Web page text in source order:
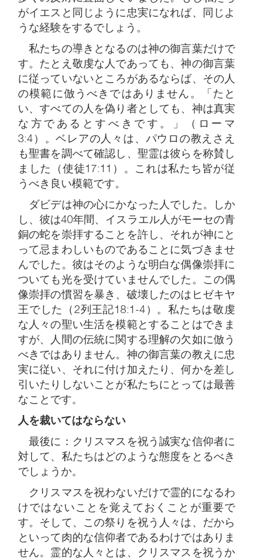
がイエスと同じように忠実になれば、同じよ
うな経験をするでしょう。
私たちの導きとなるのは神の御言葉だけで
す。たとえ敬虔な人であっても、神の御言葉
に従っていないところがあるならば、その人
の模範に倣うべきではありません。「たと
い、すべての人を偽り者としても、神は真実
な方であるとすべきです。」（ローマ
3:4）。ベレアの人々は、パウロの教えさえ
も聖書を調べて確認し、聖霊は彼らを称賛し
ました（使徒17:11）。これは私たち皆が従
うべき良い模範です。
ダビデは神の心にかなった人でした。しか
し、彼は40年間、イスラエル人がモーセの青
銅の蛇を崇拝することを許し、それが神にと
って忌まわしいものであることに気づきませ
んでした。彼はそのような明白な偶像崇拝に
ついても光を受けていませんでした。この偶
像崇拝の慣習を暴き、破壊したのはヒゼキヤ
王でした（2列王記18:1-4）。私たちは敬虔
な人々の聖い生活を模範とすることはできま
すが、人間の伝統に関する理解の欠如に倣う
べきではありません。神の御言葉の教えに忠
実に従い、それに付け加えたり、何かを差し
引いたりしないことが私たちにとっては最善
なことです。
人を裁いてはならない
最後に：クリスマスを祝う誠実な信仰者に
対して、私たちはどのような態度をとるべき
でしょうか。
クリスマスを祝わないだけで霊的になるわ
けではないことを覚えておくことが重要で
す。そして、この祭りを祝う人々は、だから
といって肉的な信仰者であるわけではありま
せん。霊的な人々とは、クリスマスを祝うか